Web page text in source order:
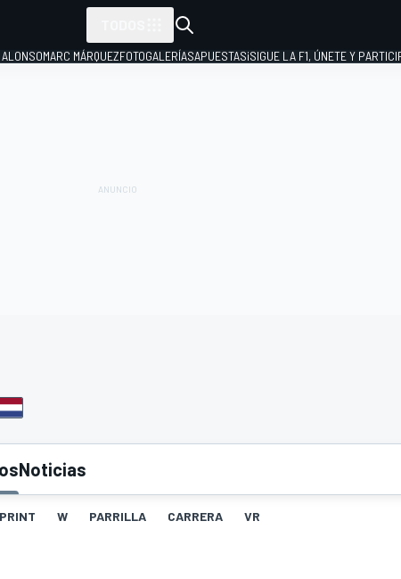
MARC MÁRQUEZFOTOGALERÍASAPUESTAS¡SIGUE LA F1, ÚNETE Y
Noticias
W PARRILLA CARRERA VR